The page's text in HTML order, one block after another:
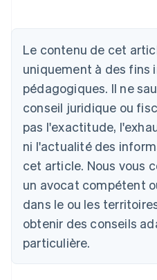
Le contenu de cet
uniquement à des fins
pédagogiques. Il ne
conseil juridique ou
pas l'exactitude,
ni l'actualité des
cet article. Nous vous
un avocat compétent
dans le ou les
obtenir des conseils
particulière.
Allemagne
DeutschEnglish
Australie
English
Autriche
Belgique
Nederlands FrançaisDeutsch
Brésil
Português English
Bulgarie
English
EnglishFrançais
Chine continentale